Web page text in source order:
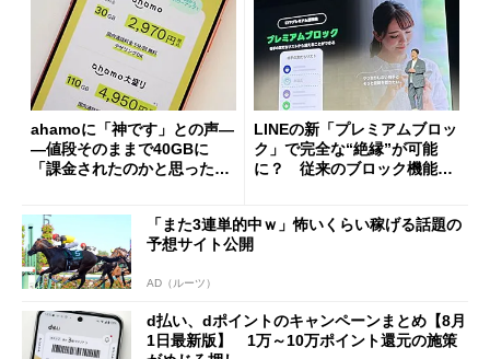
ahamoに「神です」との声―
―値段そのままで40GBに
「課金されたのかと思った」
LINEの新「プレミアムブロッ
ク」で完全な“絶縁”が可能
に？ 従来のブロック機能と
「また3連単的中ｗ」怖いくらい稼げる話題の
予想サイト公開
AD（ルーツ）
d払い、dポイントのキャンペーンまとめ【8月
1日最新版】 1万～10万ポイント還元の施策